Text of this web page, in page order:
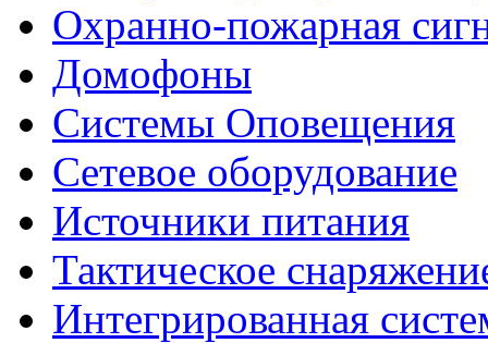
Охранно-пожарная
Домофоны
Системы Оповещения
Сетевое оборудование
Источники питания
Тактическое
Интегрированная